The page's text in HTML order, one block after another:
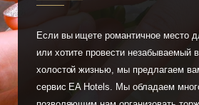
Если вы ищете романтичное место
или хотите провести незабываемый
холостой жизнью, мы предлагаем
сервис EA Hotels. Мы обладаем